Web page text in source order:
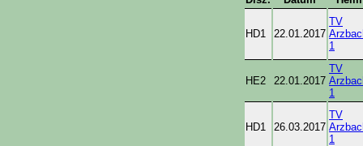
HD1 22.01.2017
TV
1
HE2 22.01.2017
TV
1
HD1 26.03.2017
TV
1